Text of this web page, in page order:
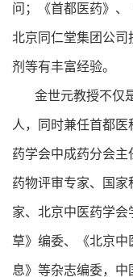
问；《首都医药》、
北京同仁堂集团公司
剂等有丰富经验。
金世元教授不仅是
人，同时兼任首都
药学会中成药分会
药物评审专家、国
家、北京中医药学
草》编委、《北京
息》等杂志编委，